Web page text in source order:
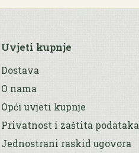
Uvjeti kupnje
Dostava
O nama
Opći uvjeti kupnje
Privatnost i zaštita podataka
Jednostrani raskid ugovora